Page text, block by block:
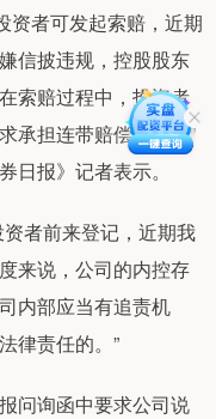
资者可发起索赔，近期
信披违规，控股股东
索赔过程中，投资者
承担连带赔偿责任。”
日报》记者表示。
者前来登记，近期我
来说，公司的内控存
内部应当有追责机
律责任的。”
询函中要求公司说